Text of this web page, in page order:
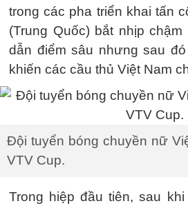
trong các pha triển khai tấn
(Trung Quốc) bắt nhịp
dẫn điểm sâu nhưng sau
khiến các cầu thủ Việt Nam
Đội tuyển bóng chuyền nữ
VTV Cup.
Trong hiệp đầu tiên, sau